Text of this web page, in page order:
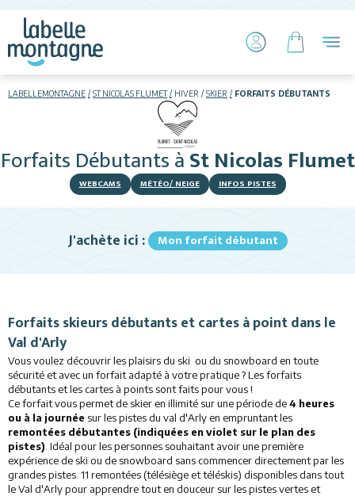
LABELLEMONTAGNE ST NICOLAS FLUMET HIVER SKIER FORFAITS DÉBUTANTS
Forfaits DébutantsàSt Nicolas Flumet
WEBCAMS MÉTÉO/ NEIGE INFOS PISTES
Restaurants
Activités
Services
Animations
J'achète ici : Mon forfait débutant
Forfaits skieurs débutants et cartes à point dans le
Val d'Arly
Vous voulez découvrir les plaisirs du ski ou du snowboard en toute
sécurité et avec un forfait adapté à votre pratique ? Les forfaits
débutants et les cartes à points sont faits pour vous !
Ce forfait vous permet de skier en illimité sur une période de4 heures
ou à la journée sur les pistes du val d'Arly en empruntant les
remontées débutantes (indiquées en violet sur le plan des
pistes) . Idéal pour les personnes souhaitant avoir une première
expérience de ski ou de snowboard sans commencer directement par les
grandes pistes. 11 remontées (télésiège et téléskis) disponibles dans tout
le Val d'Arly pour apprendre tout en douceur sur les pistes vertes et